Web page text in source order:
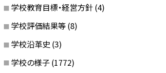
学校教育目標・経営方針 (4)
学校評価結果等 (8)
学校沿革史 (3)
学校の様子 (1772)